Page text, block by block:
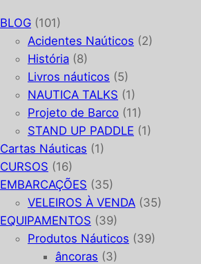
BLOG (101)
Acidentes Naúticos (2)
História (8)
Livros náuticos (5)
NAUTICA TALKS (1)
Projeto de Barco (11)
STAND UP PADDLE (1)
Cartas Náuticas (1)
CURSOS (16)
EMBARCAÇÕES (35)
VELEIROS À VENDA (35)
EQUIPAMENTOS (39)
Produtos Náuticos (39)
âncoras (3)